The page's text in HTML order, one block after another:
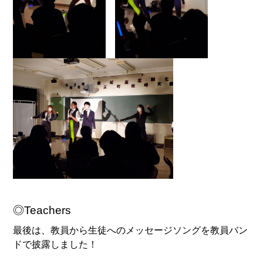
◎Teachers
最後は、教員から生徒へのメッセージソングを教員バン
ドで披露しました！